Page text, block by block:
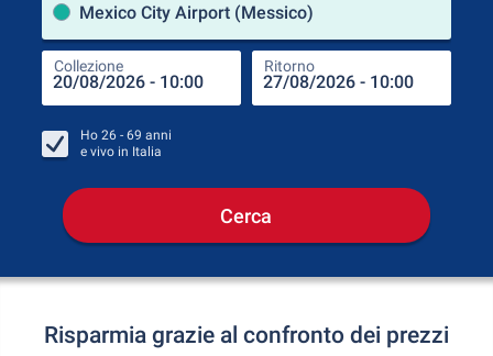
Mexico City Airport (Messico)
Collezione Ritorno
Ho 26 - 69 anni
e vivo in Italia
Cerca
Risparmia grazie al confronto dei prezzi